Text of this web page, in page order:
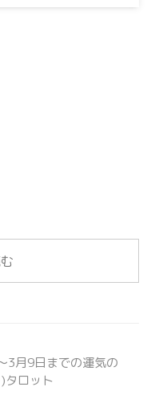
までお楽しみい ...
3月9日までの運気の
タロット